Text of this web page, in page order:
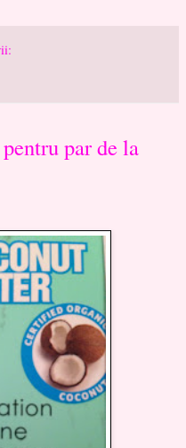
par de la